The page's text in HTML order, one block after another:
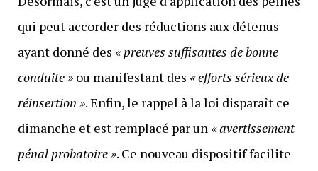
qui peut accorder des réductions aux détenus
ayant donné des « preuves suffisantes de bonne
conduite »ou manifestant des « efforts sérieux de
réinsertion ». Enfin, le rappel à la loi disparaît ce
dimanche et est remplacé par un « avertissement
pénal probatoire ». Ce nouveau dispositif facilite